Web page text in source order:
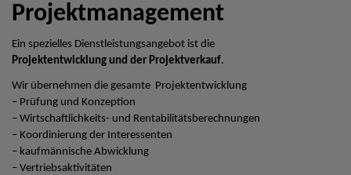
Projektmanagement
Ein spezielles Dienstleistungsangebot ist die
Projektentwicklung und der Projektverkauf.
Wir übernehmen die gesamte Projektentwicklung
– Prüfung und Konzeption
– Wirtschaftlichkeits- und Rentabilitätsberechnungen
– Koordinierung der Interessenten
– kaufmännische Abwicklung
– Vertriebsaktivitäten